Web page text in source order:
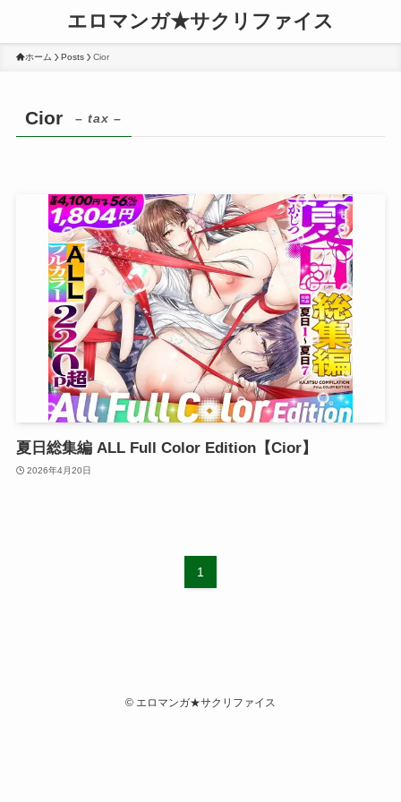
エロマンガ★サクリファイス
ホーム Posts Cior
Cior – tax –
夏日総集編 ALL Full Color Edition【Cior】
2026年4月20日
1
© エロマンガ★サクリファイス